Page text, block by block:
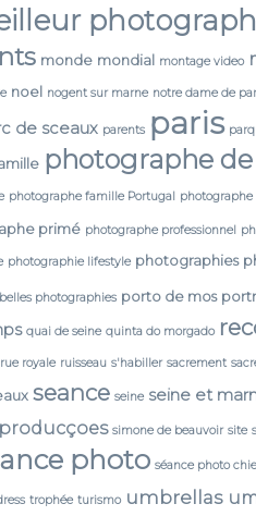
monde mondial montage video
noel nogent sur marne notre dame de
de sceaux parents paris
photographe
photographe famille Portugal photographe
primé photographe professionnel
photographie lifestyle photographies
photographies porto de mos
quai de seine quinta do morgado
rue royale ruisseau s'habiller sacrement
seance seine seine et
simone de beauvoir site
photo séance photo
trophée turismo umbrellas